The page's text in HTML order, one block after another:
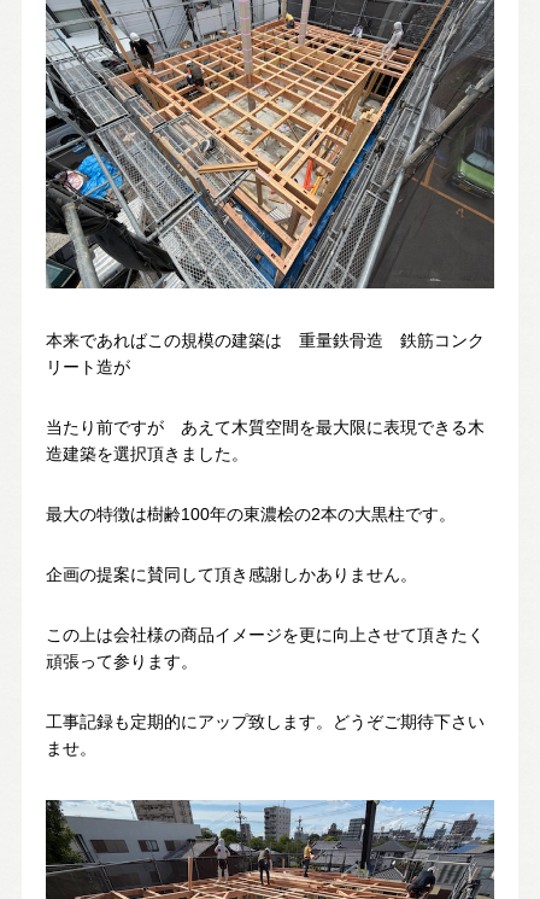
OFFICIAL SNS
本来であればこの規模の建築は 重量鉄骨造 鉄筋コンク
リート造が
当たり前ですが あえて木質空間を最大限に表現できる木
造建築を選択頂きました。
最大の特徴は樹齢100年の東濃桧の2本の大黒柱です。
企画の提案に賛同して頂き感謝しかありません。
この上は会社様の商品イメージを更に向上させて頂きたく
頑張って参ります。
工事記録も定期的にアップ致します。どうぞご期待下さい
ませ。